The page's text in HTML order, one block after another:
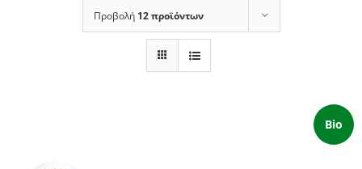
Προβολή 12 προϊόντων
Bio